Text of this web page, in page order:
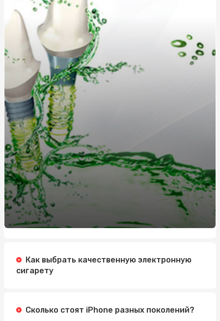
Запалення дихальних шляхів: симптоми, причини та
методи лікування
Кухонные диваны в современном интерьере: удобство
и стиль в одном
Жетоны для солдат: традиция, практичность и стиль
Длинный или короткий дождевик: как выбрать
идеальную модель?
Как выбрать идеальную чашу, колбу и шланг для
кальяна?
Греющий кабель для водостока: защита от
обледенения и замерзания
Дождевики для спортсменов: лучшие модели для
активного отдыха от интернет-магазина «Ваш
Комфорт»
Як стати професіоналом в нарощуванні нігтів
полігелем: 5 кроків для успішного старту
водіння
Как выбрать качественную электронную
сигарету
Сколько стоят iPhone разных поколений?